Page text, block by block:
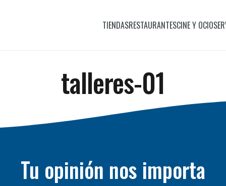
TIENDASRESTAURANTESCINE Y OCIO
talleres-01
Tu opinión nos importa